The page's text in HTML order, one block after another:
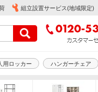
組立設置サービス(地域限定)
用ロッカー ハンガーチェア